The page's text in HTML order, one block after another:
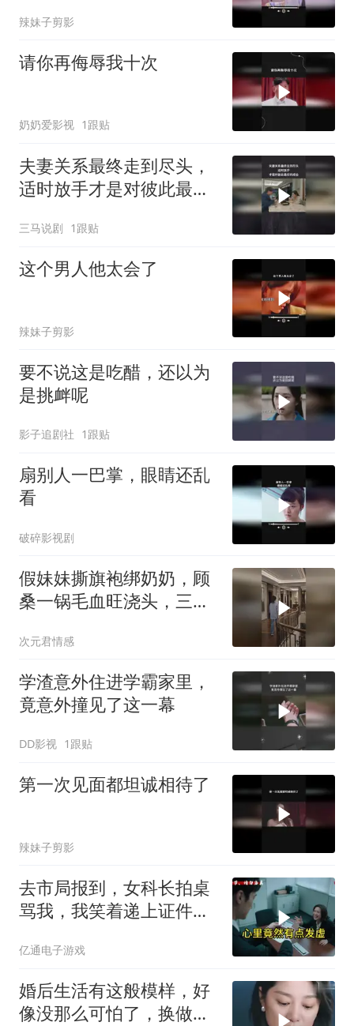
辣妹子剪影
请你再侮辱我十次
奶奶爱影视 1跟贴
夫妻关系最终走到尽头，
适时放手才是对彼此最好
三马说剧 1跟贴
这个男人他太会了
辣妹子剪影
要不说这是吃醋，还以为
是挑衅呢
影子追剧社 1跟贴
扇别人一巴掌，眼睛还乱
看
破碎影视剧
假妹妹撕旗袍绑奶奶，顾
桑一锅毛血旺浇头，三个
次元君情感
学渣意外住进学霸家里，
竟意外撞见了这一幕
DD影视 1跟贴
第一次见面都坦诚相待了
辣妹子剪影
去市局报到，女科长拍桌
骂我，我笑着递上证件：
亿通电子游戏
婚后生活有这般模样，好
像没那么可怕了，换做你